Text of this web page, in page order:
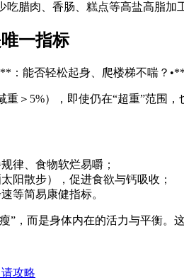
吃腊肉、香肠、糕点等高盐高脂
一指标
：能否轻松起身、爬楼梯不喘？
＞5%），即使仍在“超重”范围
律、食物软烂易嚼；
阳散步），促进食欲与钙吸收；
等简易康健指标。
”，而是身体内在的活力与平衡
攻略